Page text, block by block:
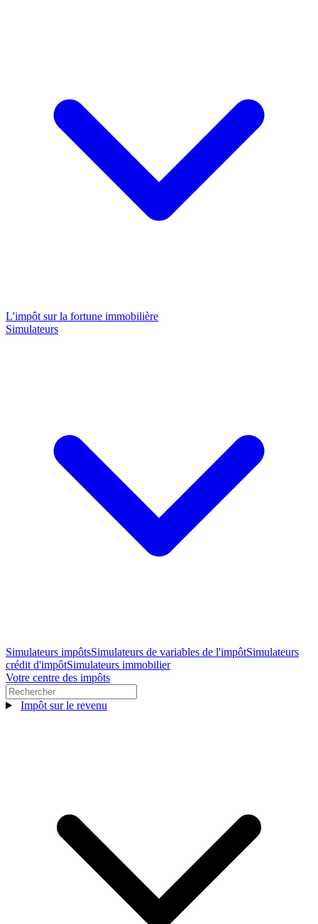
L'impôt sur la fortune immobilière
Simulateurs
Simulateurs impôtsSimulateurs de variables de l'impôtSimulateurs
crédit d'impôtSimulateurs immobilier
Votre centre des impôts
Impôt sur le revenu